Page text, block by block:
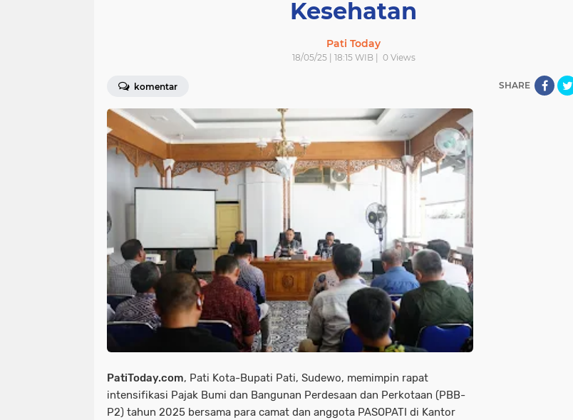
Kesehatan
Pati Today
18/05/25 | 18:15 WIB | 0Views
komentar SHARE
PatiToday.com, Pati Kota-Bupati Pati, Sudewo, memimpin rapat
intensifikasi Pajak Bumi dan Bangunan Perdesaan dan Perkotaan (PBB-
P2) tahun 2025 bersama para camat dan anggota PASOPATI di Kantor